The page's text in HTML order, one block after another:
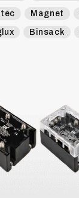
Magnet
Binsack